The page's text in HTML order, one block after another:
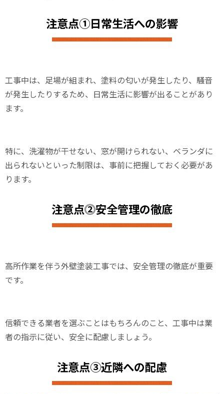
注意点①日常生活への影響
工事中は、足場が組まれ、塗料の匂いが発生したり、騒音
が発生したりするため、日常生活に影響が出ることがあり
ます。
特に、洗濯物が干せない、窓が開けられない、ベランダに
出られないといった制限は、事前に把握しておく必要があ
ります。
注意点⓶安全管理の徹底
高所作業を伴う外壁塗装工事では、安全管理の徹底が重要
です。
信頼できる業者を選ぶことはもちろんのこと、工事中は業
者の指示に従い、安全に配慮しましょう。
注意点③近隣への配慮